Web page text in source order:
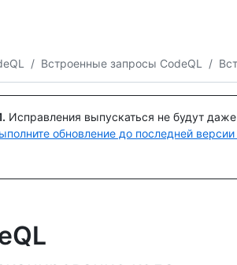
/ Встроенные запросы CodeQL /
. Исправления выпускаться не будут
обновление до последней